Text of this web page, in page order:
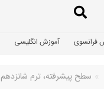
فرانسوی آموزش انگلیسی
سطح پیشرفته، ترم شانزدهم